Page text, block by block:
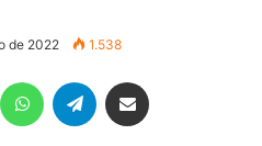
de 2022 1.538
MessengerWhatsAppTelegram